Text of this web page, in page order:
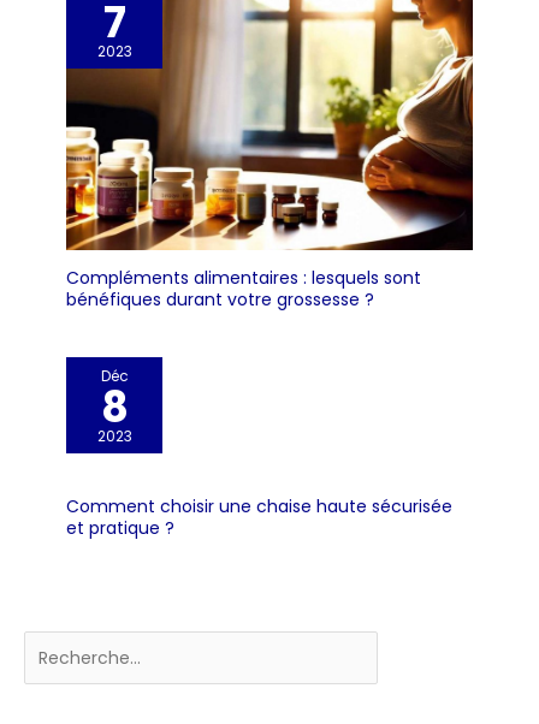
7
2023
Compléments alimentaires : lesquels sont
bénéfiques durant votre grossesse ?
Déc
8
2023
Comment choisir une chaise haute sécurisée
et pratique ?
Rechercher